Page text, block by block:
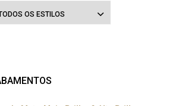
OS ESTILOS